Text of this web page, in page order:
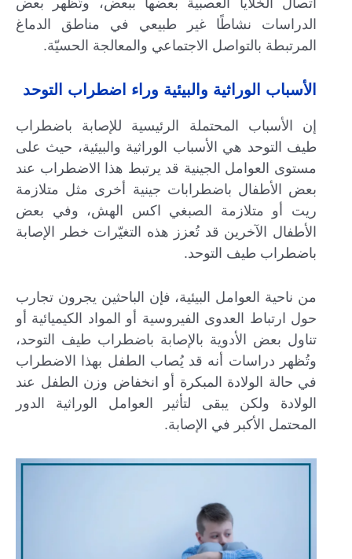
اتصال الخلايا العصبية بعضها ببعض، وتُظهر بعض
الدراسات نشاطًا غير طبيعي في مناطق الدماغ
المرتبطة بالتواصل الاجتماعي والمعالجة الحسيّة.
الأسباب الوراثية والبيئية وراء اضطراب التوحد
إن الأسباب المحتملة الرئيسية للإصابة باضطراب
طيف التوحد هي الأسباب الوراثية والبيئية، حيث على
مستوى العوامل الجينية قد يرتبط هذا الاضطراب عند
بعض الأطفال باضطرابات جينية أخرى مثل متلازمة
ريت أو متلازمة الصبغي اكس الهش، وفي بعض
الأطفال الآخرين قد تُعزز هذه التغيّرات خطر الإصابة
باضطراب طيف التوحد.
من ناحية العوامل البيئية، فإن الباحثين يجرون تجارب
حول ارتباط العدوى الفيروسية أو المواد الكيميائية أو
تناول بعض الأدوية بالإصابة باضطراب طيف التوحد،
وتُظهر دراسات أنه قد يُصاب الطفل بهذا الاضطراب
في حالة الولادة المبكرة أو انخفاض وزن الطفل عند
الولادة ولكن يبقى لتأثير العوامل الوراثية الدور
المحتمل الأكبر في الإصابة.